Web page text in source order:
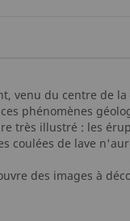
venu du centre de
phénomènes
très illustré : les
coulées de lave
des images à